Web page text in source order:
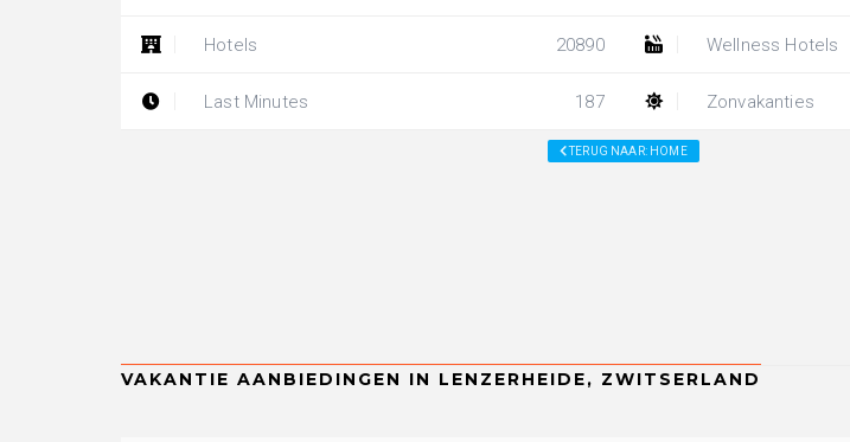
Hotels 20890
Last Minutes 187
Wellness Hotels
Zonvakanties
TERUG NAAR: HOME